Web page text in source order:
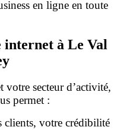
en ligne en toute
internet à Le Val
votre secteur d’activité,
permet :
clients, votre crédibilité